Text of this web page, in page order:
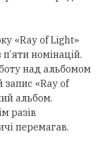
«Ray of Light»
номінацій.
над альбомом
«Ray of
альбом.
разів
перемагав.